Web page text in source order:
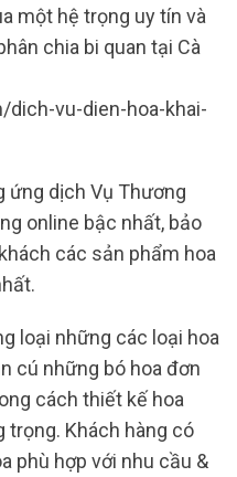
một hệ trọng uy tín và
chia bi quan tại Cà
vu-dien-hoa-khai-
ứng dịch Vụ Thương
online bậc nhất, bảo
các sản phẩm hoa
loại những các loại hoa
cú những bó hoa đơn
cách thiết kế hoa
trọng. Khách hàng có
phù hợp với nhu cầu &